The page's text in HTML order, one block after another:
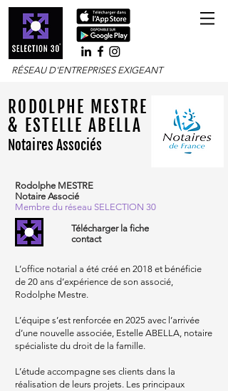
RÉSEAU D'ENTREPRISES EXIGEANT
RODOLPHE MESTRE
& ESTELLE ABELLA
Notaires Associés
Rodolphe MESTRE
Notaire Associé
Membre du réseau SELECTION 30
Télécharger la fiche
contact
L’office notarial a été créé en 2018 et bénéficie
de 20 ans d’expérience de son associé,
Rodolphe Mestre.
L’équipe s’est renforcée en 2025 avec l’arrivée
d’une nouvelle associée, Estelle ABELLA, notaire
spécialiste du droit de la famille.
L’étude accompagne ses clients dans la
réalisation de leurs projets. Les principaux